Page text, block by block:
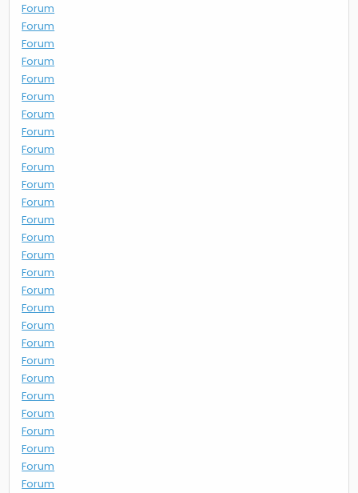
Forum
Forum
Forum
Forum
Forum
Forum
Forum
Forum
Forum
Forum
Forum
Forum
Forum
Forum
Forum
Forum
Forum
Forum
Forum
Forum
Forum
Forum
Forum
Forum
Forum
Forum
Forum
Forum